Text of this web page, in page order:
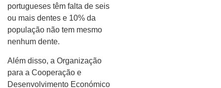
portugueses têm falta de seis
ou mais dentes e 10% da
população não tem mesmo
nenhum dente.
Além disso, a Organização
para a Cooperação e
Desenvolvimento Económico